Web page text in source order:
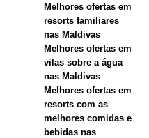
Melhores ofertas em
resorts familiares
nas Maldivas
Melhores ofertas em
vilas sobre a água
nas Maldivas
Melhores ofertas em
resorts com as
melhores comidas e
bebidas nas